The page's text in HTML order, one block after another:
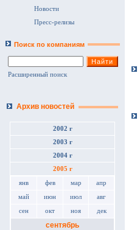
Новости
Пресс-релизы
Поиск по компаниям
Расширенный поиск
Архив новостей
2002 г
2003 г
2004 г
2005 г
янв фев мар апр
май июн июл авг
сен окт ноя дек
сентябрь